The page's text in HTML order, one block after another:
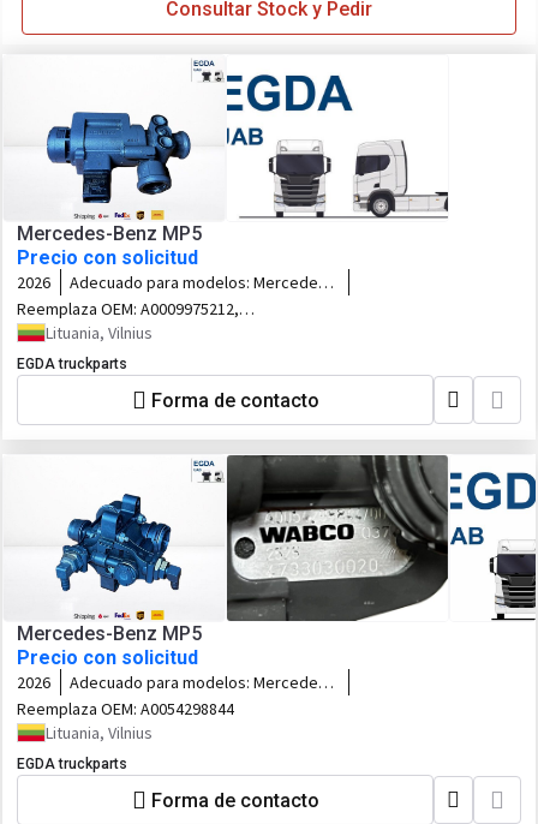
Consultar Stock y Pedir
Mercedes-Benz MP5
Precio con solicitud
2026 Adecuado para modelos: Mercedes-
Benz MP5
Reemplaza OEM: A0009975212,
0009975212
Lituania, Vilnius
EGDA truckparts
Forma de contacto
Mercedes-Benz MP5
Precio con solicitud
2026 Adecuado para modelos: Mercedes-
Benz MP5
Reemplaza OEM: A0054298844
Lituania, Vilnius
EGDA truckparts
Forma de contacto